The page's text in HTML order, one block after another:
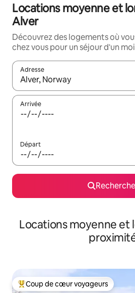
Locations moyenne et
Alver
Découvrez des logements où
chez vous pour un séjour d'un
Adresse
Lorsque les résultats s'affichent,
Arrivée
Départ
Locations moyenne et
Coups de cœur voyageurs les plus
Coup de cœur voyageurs